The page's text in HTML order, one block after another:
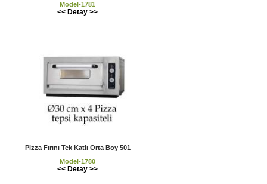
Model-1781
<< Detay >>
Pizza Fırını Tek Katlı Orta Boy 501
Model-1780
<< Detay >>